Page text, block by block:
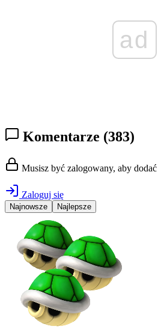
ad
Komentarze (383)
Musisz być zalogowany, aby
Zaloguj się
Najnowsze Najlepsze